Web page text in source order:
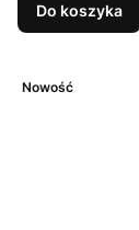
Do koszyka
Nowość